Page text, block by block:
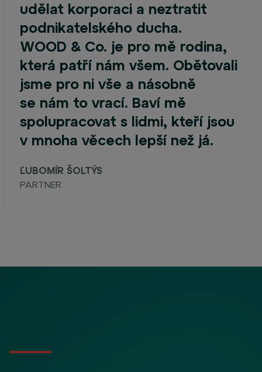
udělat korporaci a neztratit
podnikatelského ducha.
WOOD & Co. je pro mě rodina,
která patří nám všem. Obětovali
jsme pro ni vše a násobně
se nám to vrací. Baví mě
spolupracovat s lidmi, kteří jsou
v mnoha věcech lepší než já.
ĽUBOMÍR ŠOLTÝS
PARTNER